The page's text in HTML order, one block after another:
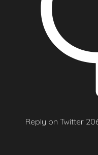
Reply on Twitter